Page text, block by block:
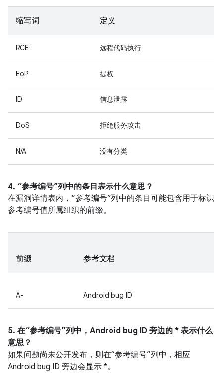
缩写词 定义
RCE 远程代码执行
EoP 提权
ID 信息泄露
DoS 拒绝服务攻击
N/A 没有分类
4. “参考编号”列中的条目表示什么意思？
在漏洞详情表内，“参考编号”列中的条目可能包含用于标识
参考编号值所属组织的前缀。
前缀 参考文档
A- Android bug ID
5. 在“参考编号”列中，Android bug ID 旁边的 * 表示什么
意思？
如果问题尚未公开发布，则在“参考编号”列中，相应
Android bug ID 旁边会显示 *。